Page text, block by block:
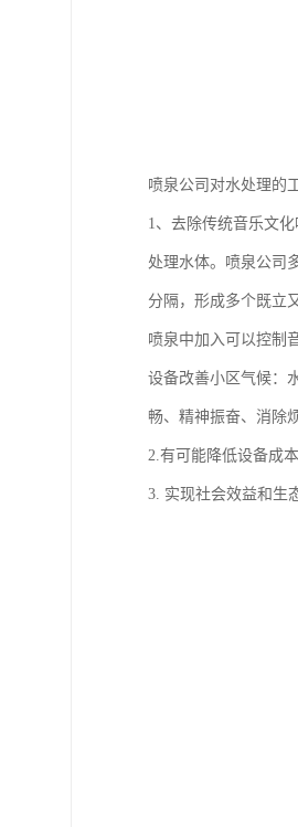
喷泉公司对水处理的
1、去除传统音乐文
处理水体。喷泉公司
分隔，形成多个既立
喷泉中加入可以控制
设备改善小区气候：
畅、精神振奋、消除
2.有可能降低设备成
3. 实现社会效益和生